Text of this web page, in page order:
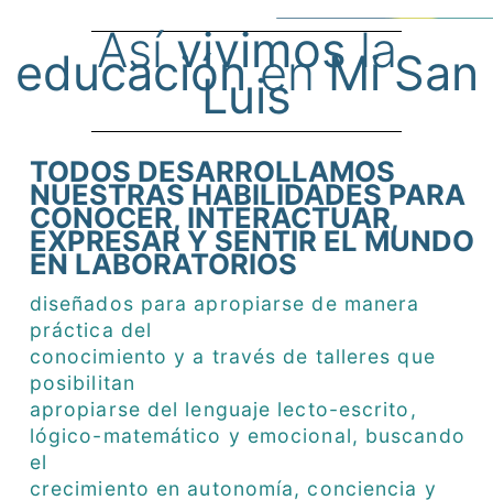
Asívivimosla
educaciónenMi San
Luis
TODOS DESARROLLAMOS
NUESTRAS HABILIDADES PARA
CONOCER, INTERACTUAR,
EXPRESAR Y SENTIR EL MUNDO
EN LABORATORIOS
diseñados para apropiarse de manera
práctica del
conocimiento y a través de talleres que
posibilitan
apropiarse del lenguaje lecto-escrito,
lógico-matemático y emocional, buscando
el
crecimiento en autonomía, conciencia y